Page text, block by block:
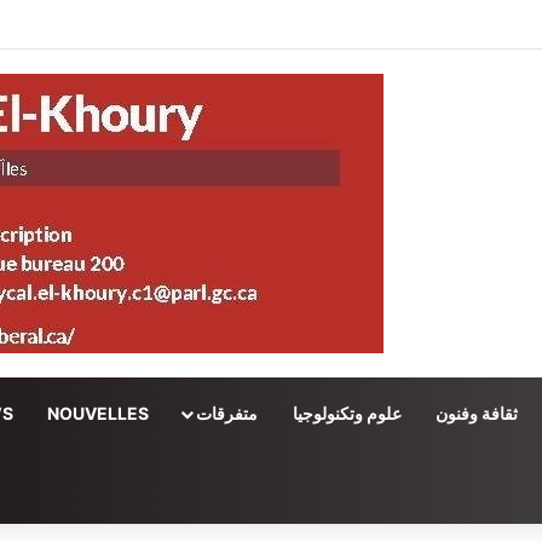
ثقافة وفنون علوم وتكنولوجيا متفرقات NOUVELLES